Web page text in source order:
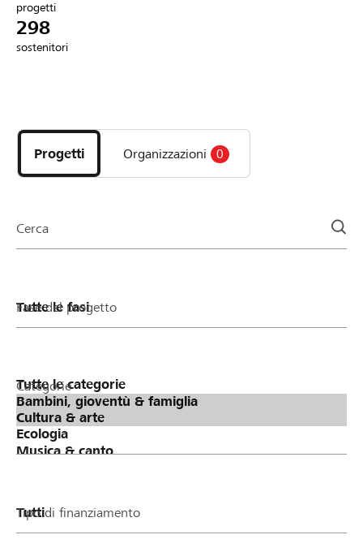
Collegarsi
DE FR IT
progetti
298
sostenitori
i
progetti
e
della
Progetti Organizzazioni 0
Cerca
Fase del progetto
Categorie
Tipo di finanziamento